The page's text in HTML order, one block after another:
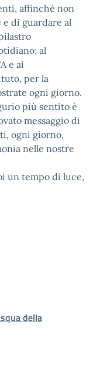
affinché non
e di guardare al
al
e ai
per la
ogni giorno.
più sentito è
messaggio di
ogni giorno,
nelle nostre
un tempo di luce,
della